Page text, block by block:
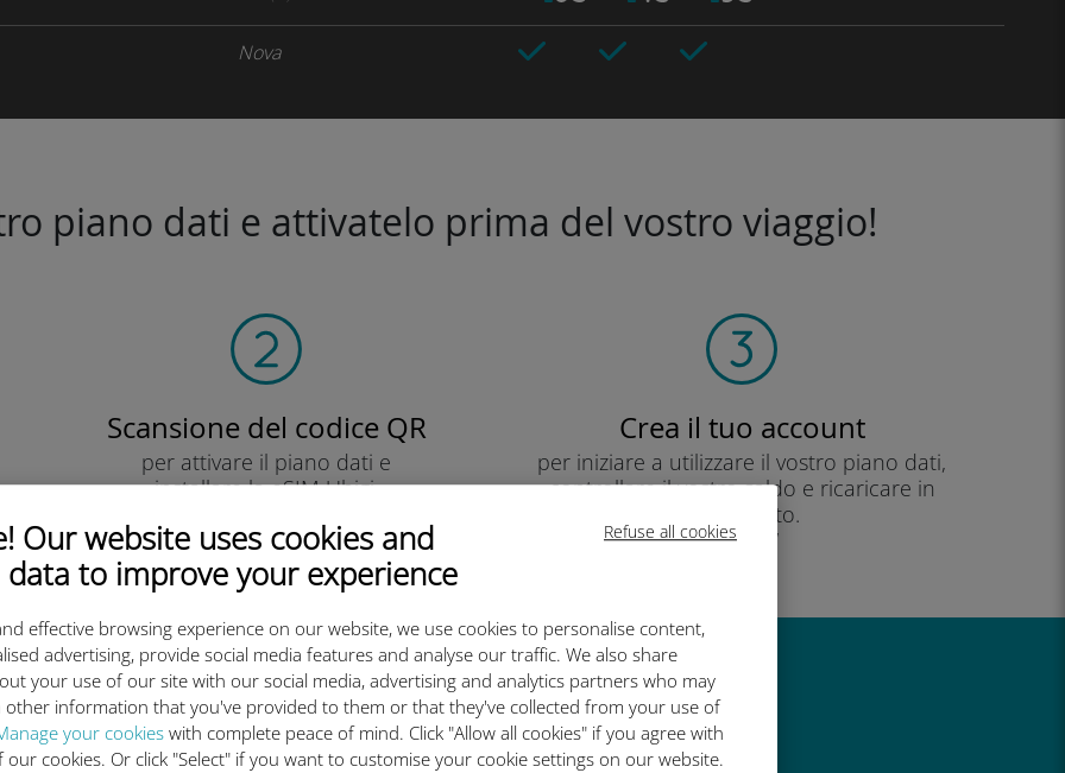
Refuse all cookies
Our website uses cookies and
data to improve your experience
effective browsing experience on our website, we use cookies to personalise content,
advertising, provide social media features and analyse our traffic. We also share
your use of our site with our social media, advertising and analytics partners who may
other information that you've provided to them or that they've collected from your use of
your cookies with complete peace of mind. Click "Allow all cookies" if you agree with
cookies. Or click "Select" if you want to customise your cookie settings on our website.
Nova
piano dati e attivatelo prima del vostro viaggio!
Scansione del codice QR
per attivare il piano dati e
installare la eSIM Ubigi.
Crea il tuo account
per iniziare a utilizzare il vostro piano dati,
controllare il vostro saldo e ricaricare in
movimento.
Godere!
internazionale di Ubigi è così grande